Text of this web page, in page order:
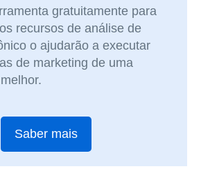
gratuitamente para
recursos de análise de
o ajudarão a executar
de marketing de uma
Saber mais